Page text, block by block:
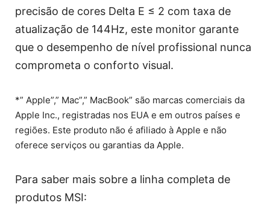
precisão de cores Delta E ≤ 2 com taxa de
atualização de 144Hz, este monitor garante
que o desempenho de nível profissional nunca
comprometa o conforto visual.
*” Apple”,” Mac”,” MacBook” são marcas comerciais da
Apple Inc., registradas nos EUA e em outros países e
regiões. Este produto não é afiliado à Apple e não
oferece serviços ou garantias da Apple.
Para saber mais sobre a linha completa de
produtos MSI: